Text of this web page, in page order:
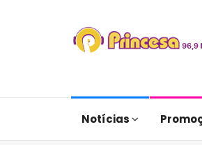
Notícias